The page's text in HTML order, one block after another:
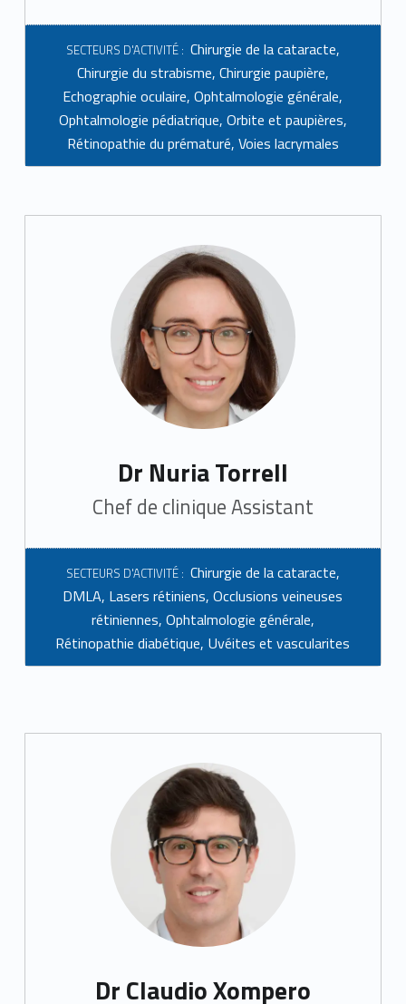
SECTEURS D'ACTIVITÉ : Chirurgie de la cataracte,
Chirurgie du strabisme, Chirurgie paupière,
Echographie oculaire,Ophtalmologie générale,
Ophtalmologie pédiatrique, Orbite et paupières,
Rétinopathie du prématuré, Voies lacrymales
Dr Nuria Torrell
Chef de clinique Assistant
SECTEURS D'ACTIVITÉ : Chirurgie de la cataracte,
DMLA, Lasers rétiniens,Occlusions veineuses
rétiniennes, Ophtalmologie générale,
Rétinopathie diabétique, Uvéites et vascularites
Dr Claudio Xompero